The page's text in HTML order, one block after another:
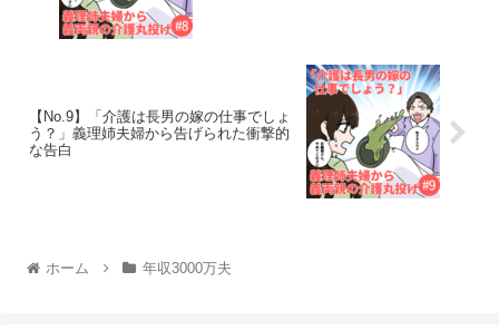
【No.9】「介護は長男の嫁の仕事でしょ
う？」義理姉夫婦から告げられた衝撃的
な告白
ホーム 年収3000万夫